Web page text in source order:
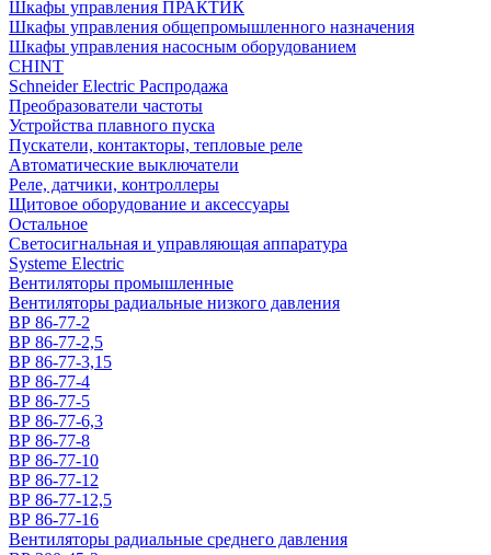
Шкафы управления ПРАКТИК
Шкафы управления общепромышленного назначения
Шкафы управления насосным оборудованием
CHINT
Schneider Electric Распродажа
Преобразователи частоты
Устройства плавного пуска
Пускатели, контакторы, тепловые реле
Автоматические выключатели
Реле, датчики, контроллеры
Щитовое оборудование и аксессуары
Остальное
Светосигнальная и управляющая аппаратура
Systeme Electric
Вентиляторы промышленные
Вентиляторы радиальные низкого давления
ВР 86-77-2
ВР 86-77-2,5
ВР 86-77-3,15
ВР 86-77-4
ВР 86-77-5
ВР 86-77-6,3
ВР 86-77-8
ВР 86-77-10
ВР 86-77-12
ВР 86-77-12,5
ВР 86-77-16
Вентиляторы радиальные среднего давления